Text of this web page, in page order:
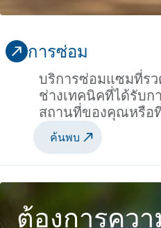
การซ่อม
บริการซ่อมแซมที่รว
ช่างเทคนิคที่ได้รับก
สถานที่ของคุณหรือ
ค้นพบ
ต้องการคว